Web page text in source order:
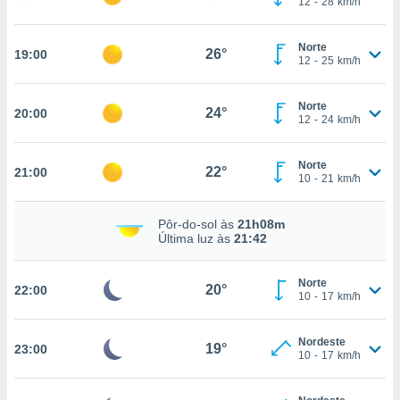
caso,
cookies
ou
ao
19:00 26°
Norte
12 - 25 km/h
20:00 24°
Norte
12 - 24 km/h
21:00 22°
Norte
10 - 21 km/h
Pôr-do-sol às 21h08m
Última luz às 21:42
22:00 20°
Norte
10 - 17 km/h
23:00 19°
Nordeste
10 - 17 km/h